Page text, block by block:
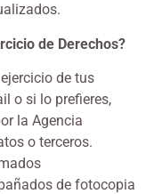
de Derechos?
de tus
o si lo prefieres,
la Agencia
o terceros.
de fotocopia